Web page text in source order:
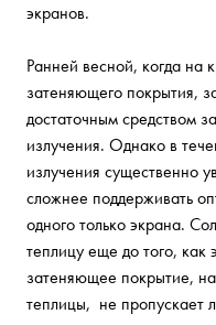
экранов.
Ранней весной, когда на
затеняющего покрытия,
достаточным средством
излучения. Однако в
излучения существенно
сложнее поддерживать
одного только экрана.
теплицу еще до того,
затеняющее покрытие,
теплицы, не пропускает